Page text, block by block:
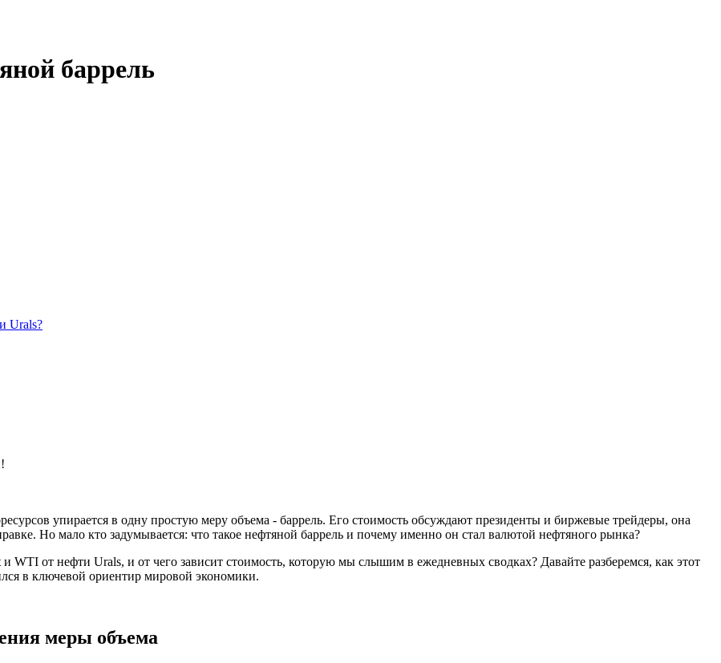
баррель
Urals?
упирается в одну простую меру объема - баррель. Его стоимость обсуждают президенты и биржевые трейдеры, она
Но мало кто задумывается: что такое нефтяной баррель и почему именно он стал валютой нефтяного рынка?
WTI от нефти Urals, и от чего зависит стоимость, которую мы слышим в ежедневных сводках? Давайте разберемся, как этот
в ключевой ориентир мировой экономики.
меры объема